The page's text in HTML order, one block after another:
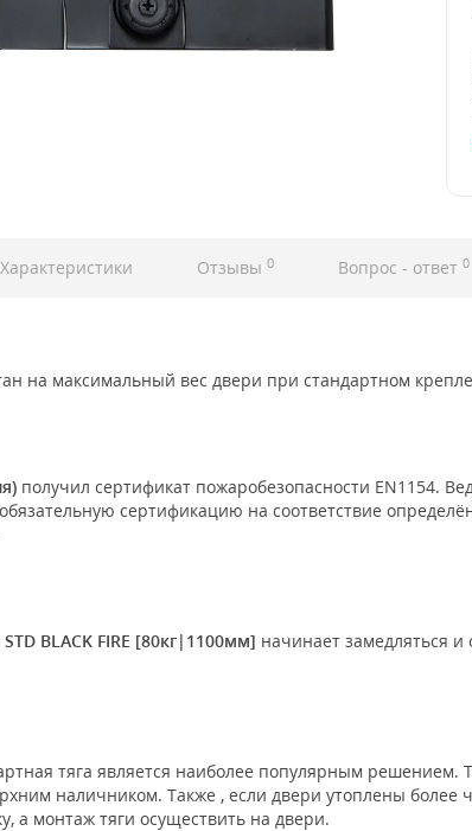
Характеристики Отзывы 0 Вопрос - ответ 0
на максимальный вес двери при стандартном
получил сертификат пожаробезопасности EN1154.
сертификацию на соответствие
BLACK FIRE [80кг|1100мм] начинает замедляться
тяга является наиболее популярным решением.
наличником. Также , если двери утоплены более
а монтаж тяги осуществить на двери.